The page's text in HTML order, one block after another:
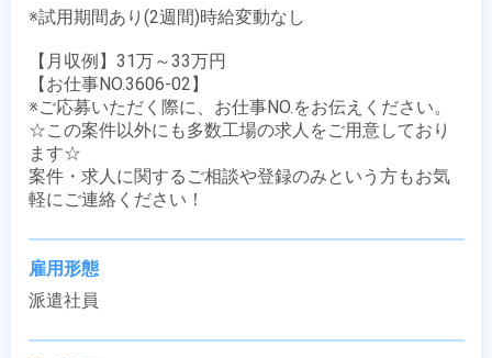
※試用期間あり(2週間)時給変動なし
【月収例】31万～33万円
【お仕事NO.3606-02】
※ご応募いただく際に、お仕事NO.をお伝えください。
☆この案件以外にも多数工場の求人をご用意しており
ます☆
案件・求人に関するご相談や登録のみという方もお気
軽にご連絡ください！
雇用形態
派遣社員